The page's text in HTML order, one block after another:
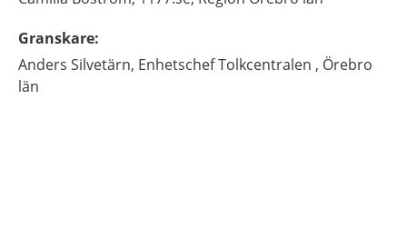
Granskare:
Anders Silvetärn, Enhetschef Tolkcentralen , Örebro
län